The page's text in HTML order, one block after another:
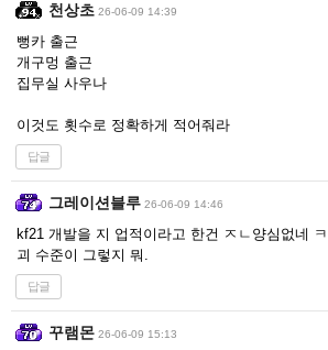
천상초 26-06-09 14:39
뻥카 출근
개구멍 출근
집무실 사우나
이것도 횟수로 정확하게 적어줘라
답글
그레이션블루 26-06-09 14:46
kf21 개발을 지 업적이라고 한건 ㅈㄴ양심없네
괴 수준이 그렇지 뭐.
답글
꾸램몬 26-06-09 15:13